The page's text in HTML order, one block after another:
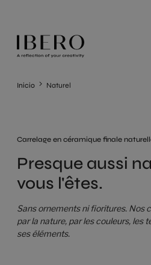
Inicio Naturel
Carrelage en céramique finale
Presque aussi
vous l'êtes.
Sans ornements ni fioritures. Nos
par la nature, par les couleurs, les
ses éléments.